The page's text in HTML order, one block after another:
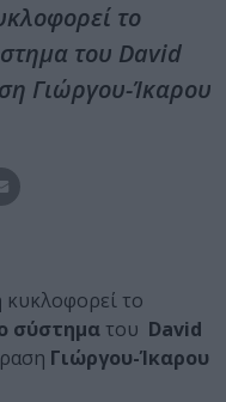
το
του David
Γιώργου-Ίκαρου
κυκλοφορεί το
σύστημα του David
Γιώργου-Ίκαρου